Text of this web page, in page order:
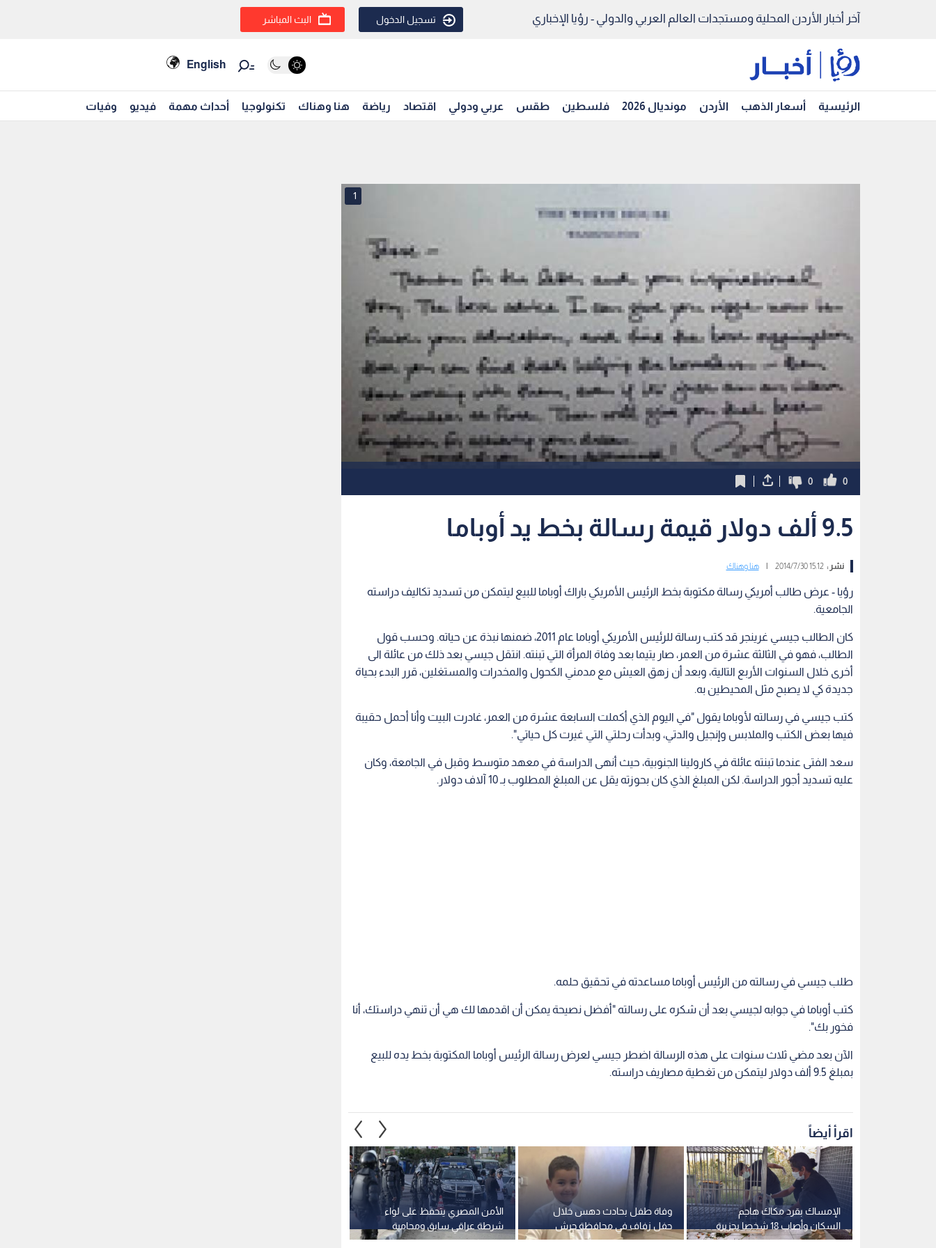
آخر أخبار الأردن المحلية ومستجدات العالم العربي والدولي - رؤيا الإخباري تسجيل الدخول البث المباشر
English
الرئيسية أسعار الذهب الأردن مونديال 2026 فلسطين طقس عربي ودولي اقتصاد رياضة هنا وهناك تكنولوجيا أحداث مهمة فيديو وفيات
1
0
0
9.5 ألف دولار قيمة رسالة بخط يد أوباما
نشر :15:12 2014/7/30 هنا وهناك
رؤيا - عرض طالب أمريكي رسالة مكتوبة بخط الرئيس الأمريكي باراك أوباما للبيع ليتمكن من تسديد تكاليف دراسته
الجامعية.
كان الطالب جيسي غرينجر قد كتب رسالة للرئيس الأمريكي أوباما عام 2011، ضمنها نبذة عن حياته. وحسب قول
الطالب، فهو في الثالثة عشرة من العمر، صار يتيما بعد وفاة المرأة التي تبنته. انتقل جيسي بعد ذلك من عائلة الى
أخرى خلال السنوات الأربع التالية، وبعد أن زهق العيش مع مدمني الكحول والمخدرات والمستغلين، قرر البدء بحياة
جديدة كي لا يصبح مثل المحيطين به.
كتب جيسي في رسالته لأوباما يقول "في اليوم الذي أكملت السابعة عشرة من العمر، غادرت البيت وأنا أحمل حقيبة
فيها بعض الكتب والملابس وإنجيل والدتي، وبدأت رحلتي التي غيرت كل حياتي".
سعد الفتى عندما تبنته عائلة في كارولينا الجنوبية، حيث أنهى الدراسة في معهد متوسط وقبل في الجامعة، وكان
عليه تسديد أجور الدراسة. لكن المبلغ الذي كان بحوزته يقل عن المبلغ المطلوب بـ 10 آلاف دولار.
طلب جيسي في رسالته من الرئيس أوباما مساعدته في تحقيق حلمه.
كتب أوباما في جوابه لجيسي بعد أن شكره على رسالته "أفضل نصيحة يمكن أن اقدمها لك هي أن تنهي دراستك، أنا
فخور بك".
الآن بعد مضي ثلاث سنوات على هذه الرسالة اضطر جيسي لعرض رسالة الرئيس أوباما المكتوبة بخط يده للبيع
بمبلغ 9.5 ألف دولار ليتمكن من تغطية مصاريف دراسته.
اقرأ أيضاً
الأمن المصري يتحفظ على لواء
شرطة عراقي سابق ومحامية
بتهمة محاولة صرف وديعة مزيفة
وفاة طفل بحادث دهس خلال
حفل زفاف في محافظة جرش
الإمساك بقرد مكاك هاجم
السكان وأصاب 18 شخصا بجزيرة
سومطرة الإندونيسية